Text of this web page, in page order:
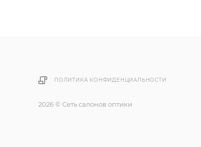
ПОЛИТИКА КОНФИДЕНЦИАЛЬНОСТИ
2026 © Сеть салонов оптики